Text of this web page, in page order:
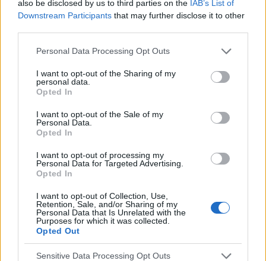
also be disclosed by us to third parties on the IAB’s List of
Downstream Participants that may further disclose it to other
Personal Data Processing Opt Outs
I want to opt-out of the Sharing of my
personal data.
Opted In
I want to opt-out of the Sale of my
Personal Data.
Opted In
I want to opt-out of processing my
Personal Data for Targeted Advertising.
Opted In
I want to opt-out of Collection, Use,
Retention, Sale, and/or Sharing of my
Personal Data that Is Unrelated with the
Purposes for which it was collected.
Opted Out
Sensitive Data Processing Opt Outs
gość
Brak ochoty na seks w związku
na seks. To nie jest raczej normalne co nie? :(
Zaczynało się to powoli. Obecnie seks mógłby
Udaję orgazm. Rzuciłam tabletki
antykoncepcyjne ale nic nie wróciło do normy (
wszystko już raczej powinno się uregulować co
pacjentki
POWIĄZANE
embolizacja mięśniaków macicy
ropień gruczołu bartholina